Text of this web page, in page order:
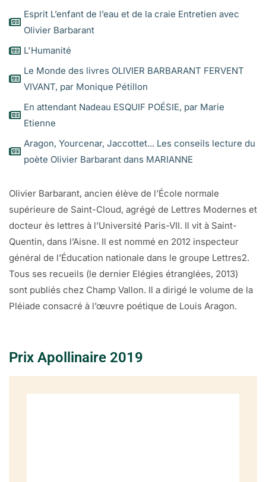
Esprit L’enfant de l’eau et de la craie Entretien avec
Olivier Barbarant
L'Humanité
Le Monde des livres OLIVIER BARBARANT FERVENT
VIVANT, par Monique Pétillon
En attendant Nadeau ESQUIF POÉSIE, par Marie
Etienne
Aragon, Yourcenar, Jaccottet... Les conseils lecture du
poète Olivier Barbarant dans MARIANNE
Olivier Barbarant, ancien élève de l’École normale
supérieure de Saint-Cloud, agrégé de Lettres Modernes et
docteur ès lettres à l’Université Paris-VII. Il vit à Saint-
Quentin, dans l’Aisne. Il est nommé en 2012 inspecteur
général de l’Éducation nationale dans le groupe Lettres2.
Tous ses recueils (le dernier Elégies étranglées, 2013)
sont publiés chez Champ Vallon. Il a dirigé le volume de la
Pléiade consacré à l’œuvre poétique de Louis Aragon.
Prix Apollinaire 2019